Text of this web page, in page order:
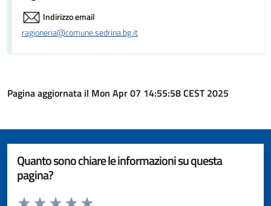
Indirizzo email
ragioneria@comune.sedrina.bg.it
Pagina aggiornata il Mon Apr 07 14:55:58 CEST 2025
Quanto sono chiare le informazioni su questa
pagina?
Valuta da 1 a 5 stelle la pagina